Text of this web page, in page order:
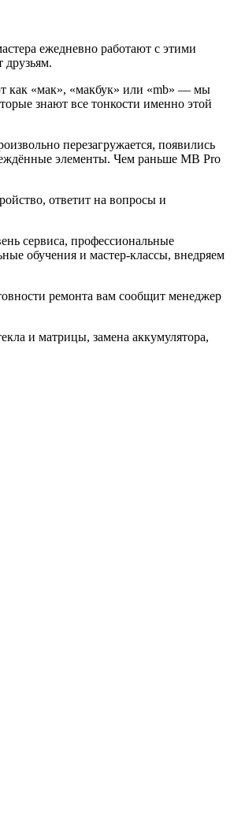
ежедневно работают с этими
друзьям.
как «мак», «макбук» или «mb» — мы
знают все тонкости именно этой
перезагружается, появились
элементы. Чем раньше MB Pro
ответит на вопросы и
сервиса, профессиональные
обучения и мастер-классы, внедряем
ремонта вам сообщит менеджер
и матрицы, замена аккумулятора,